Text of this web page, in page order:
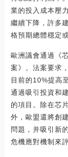
業的投入成本壓
繼續下降，許多
格預期總體穩定
歐洲議會通過《
案》。法案要求
目前的10%提高
通過吸引投資和
的項目。除在芯
外，歐盟還將創
問題，并吸引新
危機應對機制來